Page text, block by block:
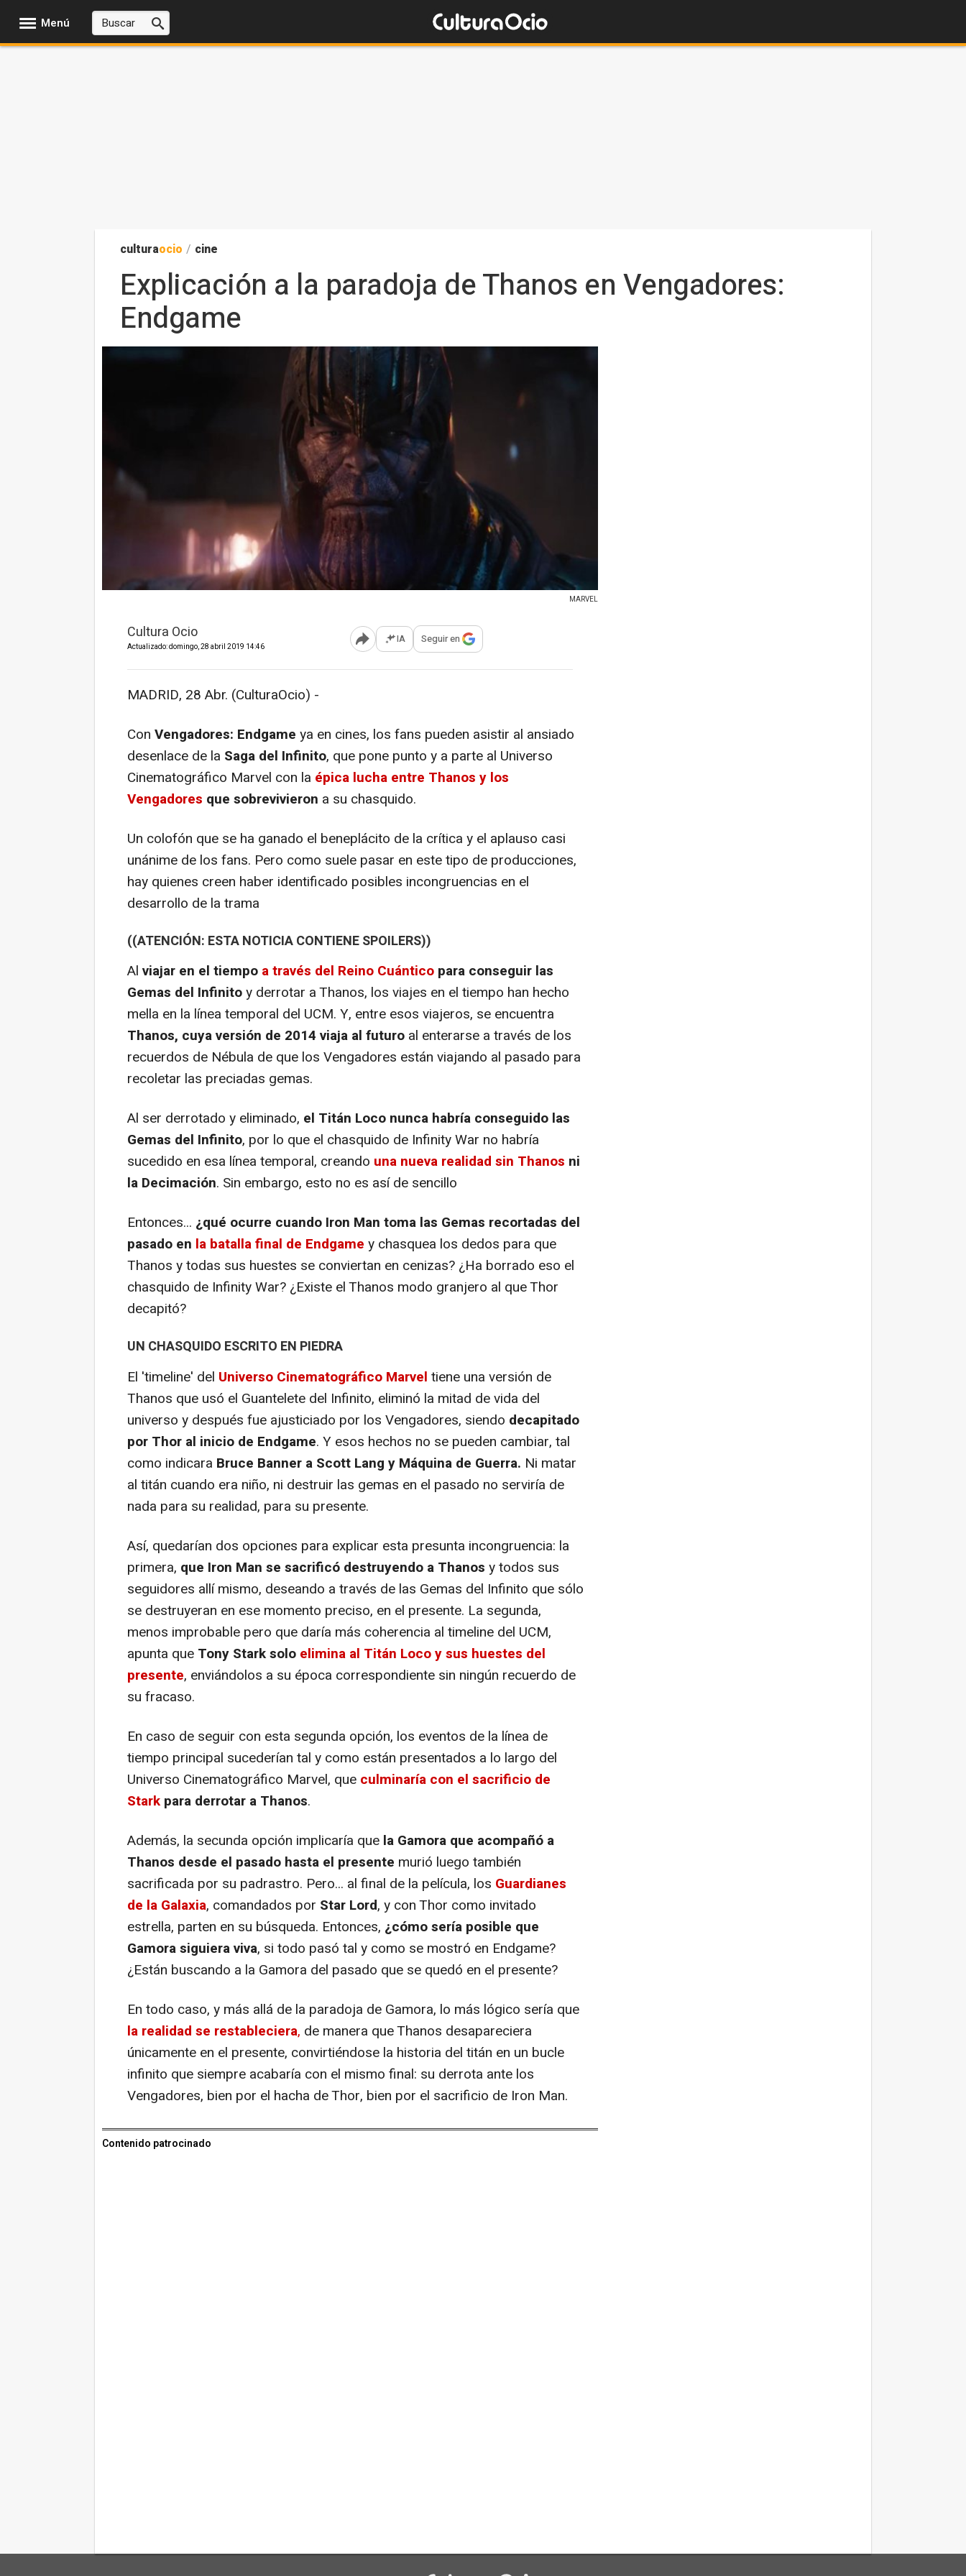
Menú
culturaocio / cine
Explicación a la paradoja de Thanos en Vengadores:
Endgame
MARVEL
Cultura Ocio
Actualizado: domingo, 28 abril 2019 14:46 Abrir opciones para compartir
IA Seguir en
MADRID, 28 Abr. (CulturaOcio) -
Con Vengadores: Endgame ya en cines, los fans pueden asistir al ansiado
desenlace de la Saga del Infinito, que pone punto y a parte al Universo
Cinematográfico Marvel con la épica lucha entre Thanos y los
Vengadores que sobrevivieron a su chasquido.
Un colofón que se ha ganado el beneplácito de la crítica y el aplauso casi
unánime de los fans. Pero como suele pasar en este tipo de producciones,
hay quienes creen haber identificado posibles incongruencias en el
desarrollo de la trama
((ATENCIÓN: ESTA NOTICIA CONTIENE SPOILERS))
Al viajar en el tiempo a través del Reino Cuántico para conseguir las
Gemas del Infinitoy derrotar a Thanos, los viajes en el tiempo han hecho
mella en la línea temporal del UCM. Y, entre esos viajeros, se encuentra
Thanos, cuya versión de 2014 viaja al futuro al enterarse a través de los
recuerdos de Nébula de que los Vengadores están viajando al pasado para
recoletar las preciadas gemas.
Al ser derrotado y eliminado, el Titán Loco nunca habría conseguido las
Gemas del Infinito, por lo que el chasquido de Infinity War no habría
sucedido en esa línea temporal, creando una nueva realidad sin Thanos ni
la Decimación. Sin embargo, esto no es así de sencillo
Entonces... ¿qué ocurre cuando Iron Man toma las Gemas recortadas del
pasado en la batalla final de Endgame y chasquea los dedos para que
Thanos y todas sus huestes se conviertan en cenizas? ¿Ha borrado eso el
chasquido de Infinity War? ¿Existe el Thanos modo granjero al que Thor
decapitó?
UN CHASQUIDO ESCRITO EN PIEDRA
El 'timeline' del Universo Cinematográfico Marvel tiene una versión de
Thanos que usó el Guantelete del Infinito, eliminó la mitad de vida del
universo y después fue ajusticiado por los Vengadores, siendo decapitado
por Thor al inicio de Endgame. Y esos hechos no se pueden cambiar, tal
como indicara Bruce Banner a Scott Lang y Máquina de Guerra. Ni matar
al titán cuando era niño, ni destruir las gemas en el pasado no serviría de
nada para su realidad, para su presente.
Así, quedarían dos opciones para explicar esta presunta incongruencia: la
primera, que Iron Man se sacrificó destruyendo a Thanos y todos sus
seguidores allí mismo, deseando a través de las Gemas del Infinito que sólo
se destruyeran en ese momento preciso, en el presente. La segunda,
menos improbable pero que daría más coherencia al timeline del UCM,
apunta que Tony Stark solo elimina al Titán Loco y sus huestes del
presente, enviándolos a su época correspondiente sin ningún recuerdo de
su fracaso.
En caso de seguir con esta segunda opción, los eventos de la línea de
tiempo principal sucederían tal y como están presentados a lo largo del
Universo Cinematográfico Marvel, que culminaría con el sacrificio de
Stark para derrotar a Thanos.
Además, la secunda opción implicaría que la Gamora que acompañó a
Thanos desde el pasado hasta el presente murió luego también
sacrificada por su padrastro. Pero... al final de la película, los Guardianes
de la Galaxia, comandados por Star Lord, y con Thor como invitado
estrella, parten en su búsqueda. Entonces, ¿cómo sería posible que
Gamora siguiera viva, si todo pasó tal y como se mostró en Endgame?
¿Están buscando a la Gamora del pasado que se quedó en el presente?
En todo caso, y más allá de la paradoja de Gamora, lo más lógico sería que
la realidad se restableciera, de manera que Thanos desapareciera
únicamente en el presente, convirtiéndose la historia del titán en un bucle
infinito que siempre acabaría con el mismo final: su derrota ante los
Vengadores, bien por el hacha de Thor, bien por el sacrificio de Iron Man.
Contenido patrocinado